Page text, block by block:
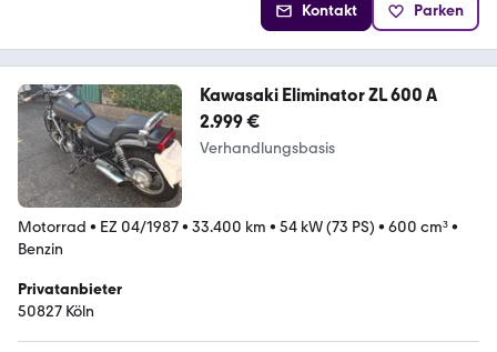
Kontakt Parken
Kawasaki Eliminator ZL 600 A
2.999 €
Verhandlungsbasis
Motorrad • EZ 04/1987• 33.400 km • 54 kW (73 PS) • 600 cm³•
Benzin
Privatanbieter
50827 Köln